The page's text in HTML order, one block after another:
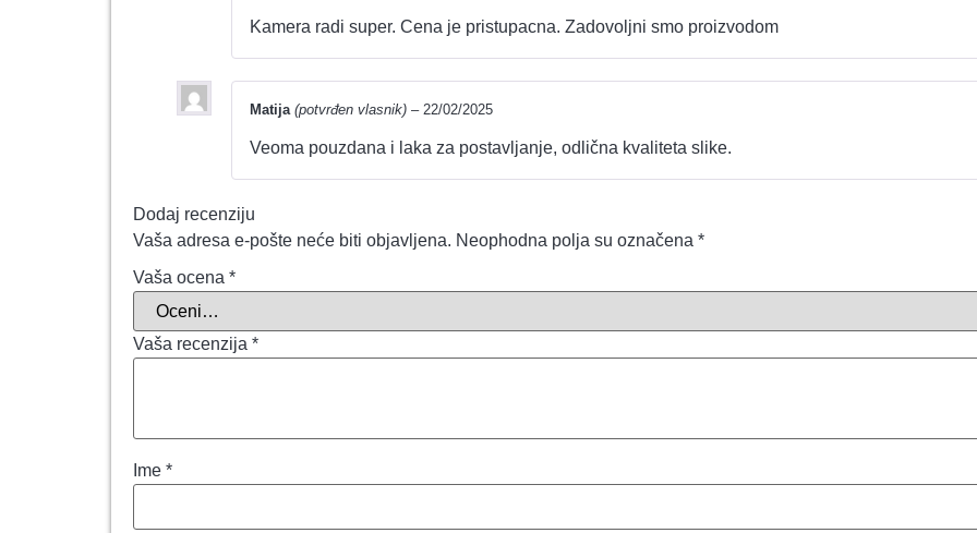
Kamera radi super. Cena je pristupacna. Zadovoljni smo proizvodom
Matija (potvrđen vlasnik) – 22/02/2025
Veoma pouzdana i laka za postavljanje, odlična kvaliteta slike.
Dodaj recenziju
Vaša adresa e-pošte neće biti objavljena. Neophodna polja su označena *
Vaša ocena *
Vaša recenzija *
Ime *